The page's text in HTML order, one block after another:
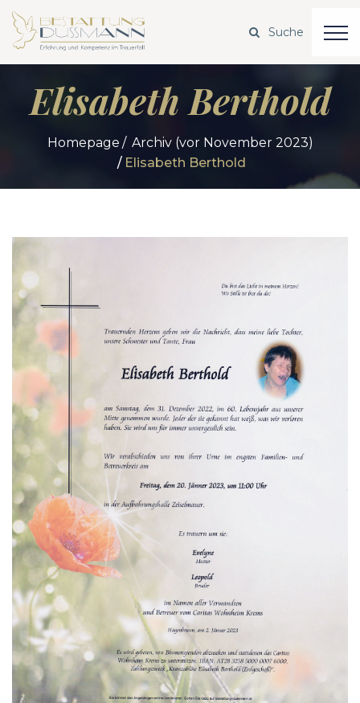
Elisabeth Berthold
Homepage
Archiv (vor November 2023)
Elisabeth Berthold